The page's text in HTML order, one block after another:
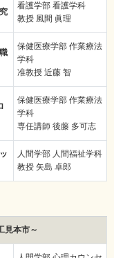
看護学部 看護学科
教授 風間 眞理
保健医療学部 作業療法
学科
准教授 近藤 智
保健医療学部 作業療法
学科
専任講師 後藤 多可志
人間学部 人間福祉学科
教授 矢島 卓郎
見本市～